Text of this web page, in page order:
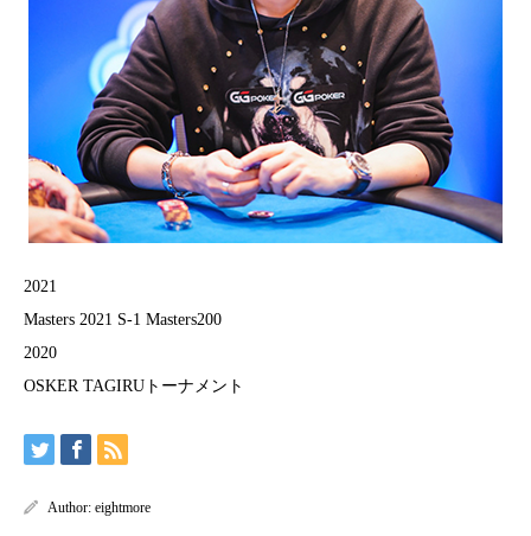
2021
Masters 2021 S-1 Masters200
2020
OSKER TAGIRUトーナメント
Author: eightmore